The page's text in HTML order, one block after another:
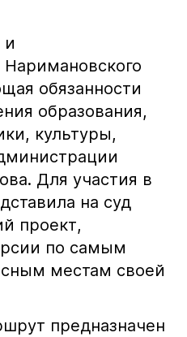
и
Наримановского
обязанности
образования,
культуры,
Для участия в
на суд
проект,
по самым
местам своей
предназначен